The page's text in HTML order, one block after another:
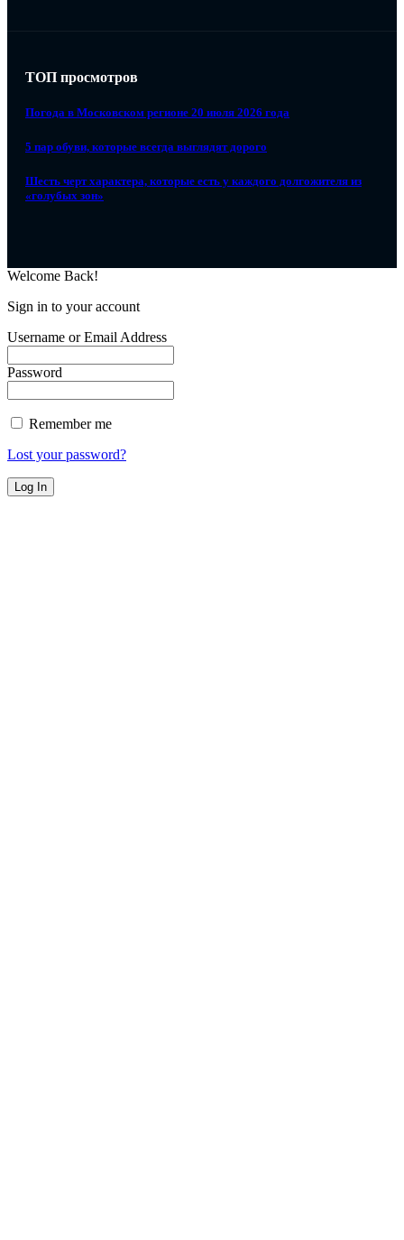
ТОП просмотров
Погода в Московском регионе 20 июля 2026 года
5 пар обуви, которые всегда выглядят дорого
Шесть черт характера, которые есть у каждого долгожителя из
«голубых зон»
Welcome Back!
Sign in to your account
Username or Email Address
Password
Remember me
Lost your password?